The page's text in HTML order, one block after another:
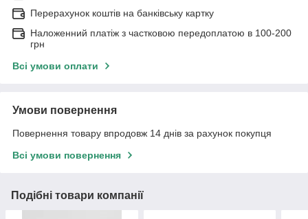
Перерахунок коштів на банківську картку
Наложенний платіж з частковою передоплатою в 100-200
грн
Всі умови оплати
Умови повернення
Повернення товару впродовж 14 днів за рахунок покупця
Всі умови повернення
Подібні товари компанії